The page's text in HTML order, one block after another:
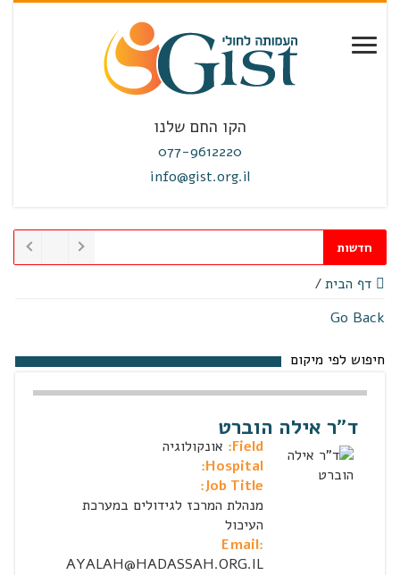
הקו החם שלנו
077-9612220
info@gist.org.il
חדשות
דף הבית/
Go Back
חיפוש לפי מיקום
ד"ר אילה הוברט
Field: אונקולוגיה
Hospital:
Job Title:
מנהלת המרכז לגידולים במערכת
העיכול
Email:
AYALAH@HADASSAH.ORG.IL